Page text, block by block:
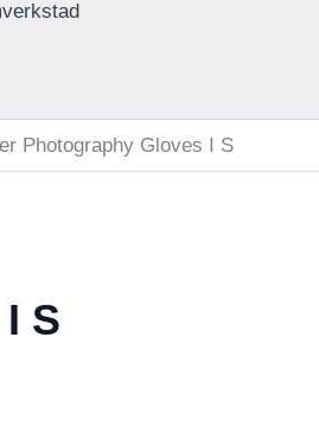
Photography Gloves I S
S